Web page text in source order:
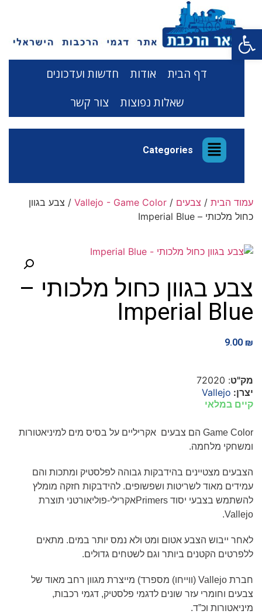
פתח סרגל נגישות
דף הבית אודות
חדשות ועדכונים
שאלות נפוצות
צור קשר
Categories
עמוד הבית / צבעים /
Vallejo - Game Color / צבע בגוון
כחול מלכותי – Imperial Blue
צבע בגוון כחול מלכותי –
Imperial Blue
9.00 ₪
מק"ט: 72020
יצרן: Vallejo
קיים במלאי
Game Color הם צבעים אקריליים על בסיס מים למיניאטורות
ומשחקי מלחמה.
הצבעים מצטיינים בהידבקות גבוהה לפלסטיק ומתכות והם
עמידים מאוד לשריטות ושפשופים. להידבקות חזקה מומלץ
להשתמש בצבעי יסוד Primersאקרילי-פוליאורטני תוצרת
Vallejo
.
לאחר ייבוש הצבע אטום ומט ולא נמס יותר במים. מתאים
ללפרטים הקטנים ביותר וגם לשטחים גדולים.
חברת Vallejo (ווייחו) מספרד) מייצרת מגוון רחב מאוד של
צבעים וחומרי עזר שונים לדגמי פלסטיק, דגמי רכבות,
מיניאטורות וכ”ד.